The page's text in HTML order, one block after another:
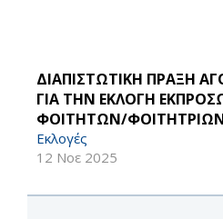
ΔΙΑΠΙΣΤΩΤΙΚΗ ΠΡΑΞΗ
ΓΙΑ ΤΗΝ ΕΚΛΟΓΗ
ΦΟΙΤΗΤΩΝ/
Εκλογές
12 Νοε 2025